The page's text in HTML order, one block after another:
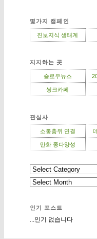
몇가지 캠페인
진보지식 생태계
지지하는 곳
슬로우뉴스
씽크카페
관심사
소통층위 연결
만화 종다양성
인기 포스트
...인기 없습니다